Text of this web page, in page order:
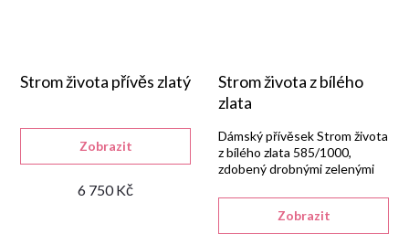
Strom života přívěs zlatý
6 750 Kč
Zobrazit
Strom života z bílého
zlata
Zobrazit
Dámský přívěsek Strom života
z bílého zlata 585/1000,
zdobený drobnými zelenými